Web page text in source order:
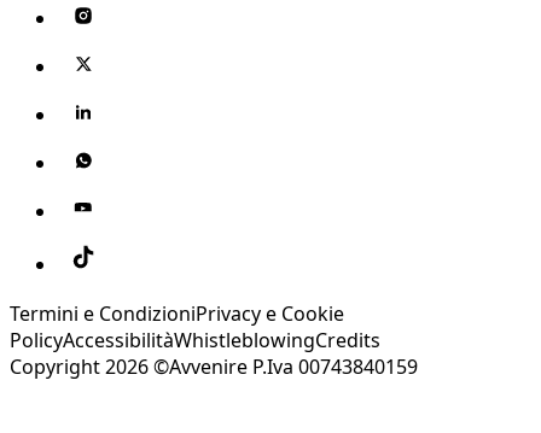
Termini e CondizioniPrivacy e Cookie
PolicyAccessibilitàWhistleblowingCredits
Copyright 2026 ©Avvenire P.Iva 00743840159